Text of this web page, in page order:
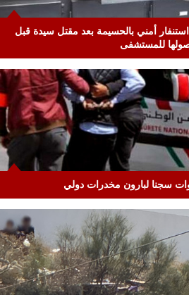
استنفار أمني بالحسيمة بعد مقتل سيدة قبل
للمستشفى